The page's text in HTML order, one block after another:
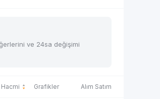
ve 24sa değişimi
Grafikler Alım Satım